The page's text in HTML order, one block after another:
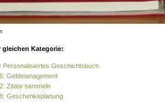
Kategorie:
Personalisiertes Geschichtsbuch
Geldmanagement
Zitate sammeln
Geschenkeplanung